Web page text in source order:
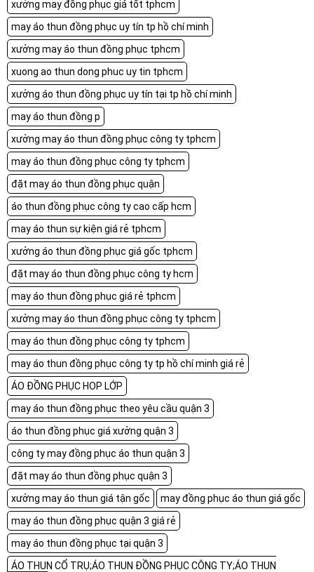
xưởng may đồng phục giá tốt tphcm
may áo thun đồng phục uy tín tp hồ chí minh
xưởng may áo thun đồng phục tphcm
xuong ao thun dong phuc uy tin tphcm
xưởng áo thun đồng phục uy tín tại tp hồ chí minh
may áo thun đồng p
xưởng may áo thun đồng phục công ty tphcm
may áo thun đồng phục công ty tphcm
đặt may áo thun đồng phục quận
áo thun đồng phục công ty cao cấp hcm
may áo thun sự kiện giá rẻ tphcm
xưởng áo thun đồng phục giá gốc tphcm
đặt may áo thun đồng phục công ty hcm
may áo thun đồng phục giá rẻ tphcm
xưởng may áo thun đồng phục công ty tphcm
may áo thun đồng phục công ty tphcm
may áo thun đồng phục công ty tp hồ chí minh giá rẻ
ÁO ĐỒNG PHỤC HOP LỚP
may áo thun đồng phục theo yêu cầu quận 3
áo thun đồng phục giá xưởng quận 3
công ty may đồng phục áo thun quận 3
đặt may áo thun đồng phục quận 3
xưởng may áo thun giá tận gốc
may đồng phục áo thun giá gốc
may áo thun đồng phục quận 3 giá rẻ
may áo thun đồng phục tại quận 3
ÁO THUN CỔ TRỤ;ÁO THUN ĐỒNG PHỤC CÔNG TY;ÁO THUN